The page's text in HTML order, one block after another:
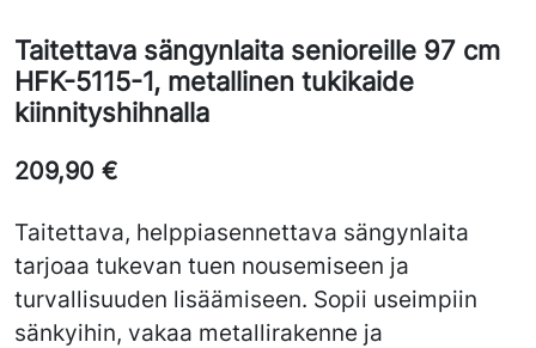
Taitettava sängynlaita senioreille 97 cm
HFK-5115-1, metallinen tukikaide
kiinnityshihnalla
209,90 €
Taitettava, helppiasennettava sängynlaita
tarjoaa tukevan tuen nousemiseen ja
turvallisuuden lisäämiseen. Sopii useimpiin
sänkyihin, vakaa metallirakenne ja